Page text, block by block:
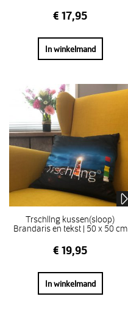
€ 17,95
In winkelmand
Trschllng kussen(sloop)
Brandaris en tekst | 50 x 50 cm
€ 19,95
In winkelmand